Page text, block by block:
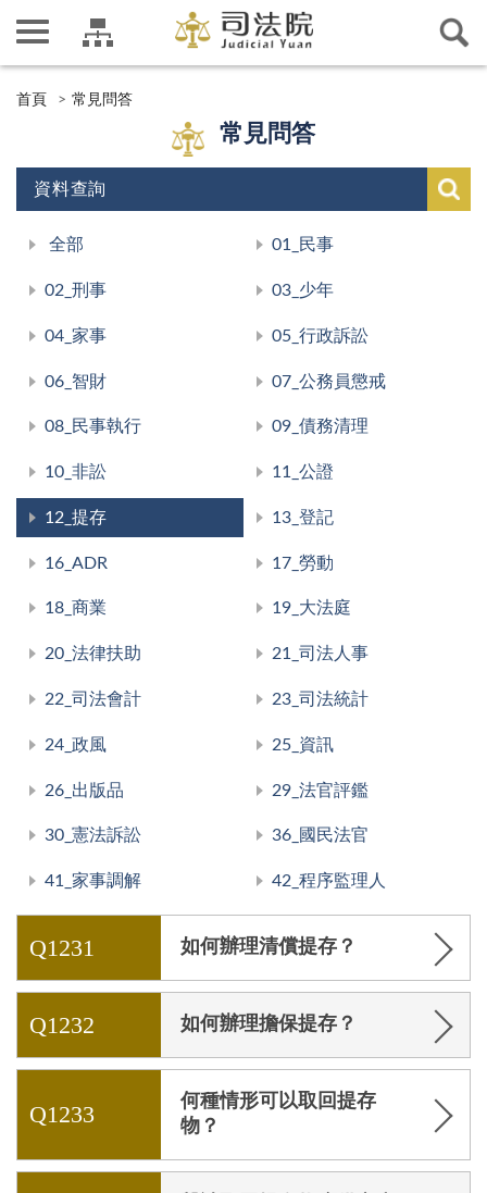
首頁 常見問答
常見問答
資料查詢
全部 01_民事
02_刑事 03_少年
04_家事 05_行政訴訟
06_智財 07_公務員懲戒
08_民事執行 09_債務清理
10_非訟 11_公證
12_提存 13_登記
16_ADR 17_勞動
18_商業 19_大法庭
20_法律扶助 21_司法人事
22_司法會計 23_司法統計
24_政風 25_資訊
26_出版品 29_法官評鑑
30_憲法訴訟 36_國民法官
41_家事調解 42_程序監理人
Q1231 如何辦理清償提存？
Q1232 如何辦理擔保提存？
Q1233
何種情形可以取回提存
物？